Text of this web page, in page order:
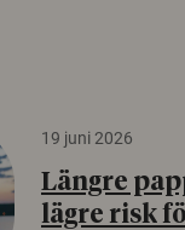
19 juni 2026
Längre
lägre risk